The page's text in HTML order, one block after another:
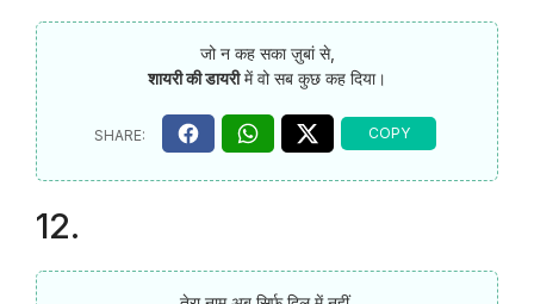
जो न कह सका ज़ुबां से,
शायरी की डायरीमें वो सब कुछ कह दिया।
12.